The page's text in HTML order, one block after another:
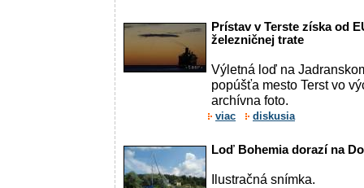
Prístav v Terste získa od
železničnej trate
Výletná loď na
popúšťa mesto Terst vo
archívna foto.
viac diskusia
Loď Bohemia dorazí na
Ilustračná snímka.